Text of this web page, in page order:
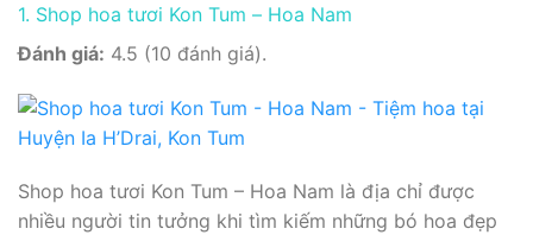
1. Shop hoa tươi Kon Tum – Hoa Nam
Đánh giá: 4.5 (10 đánh giá).
Shop hoa tươi Kon Tum – Hoa Nam là địa chỉ được
nhiều người tin tưởng khi tìm kiếm những bó hoa đẹp